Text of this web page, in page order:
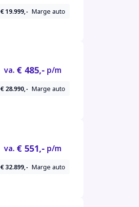
€ 19.999,- Marge auto
va. € 485,- p/m
€ 28.990,- Marge auto
va. € 551,- p/m
€ 32.899,- Marge auto